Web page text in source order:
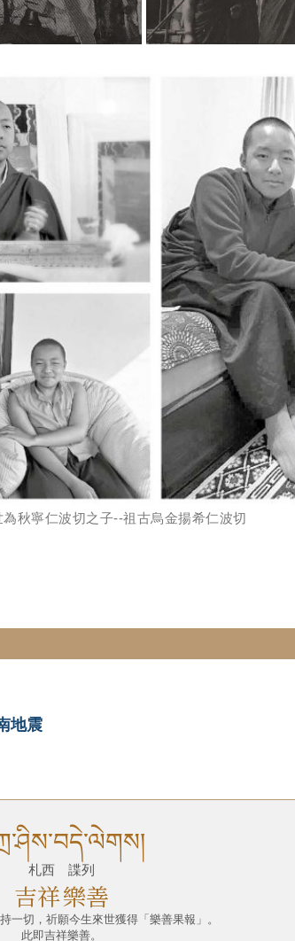
秋寧仁波切之子--祖古烏金揚希仁波切
地震
札西 諜列
吉祥樂善
一切，祈願今生來世獲得「樂善果報」。
此即吉祥樂善。